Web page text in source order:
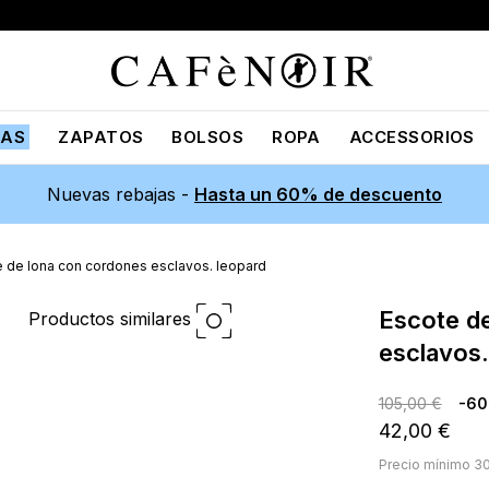
ZAPATOS BOLSOS ROPA ACCESSORIOS
Nuevas rebajas - Hasta un 60% de descuento
de lona con cordones esclavos. leopard
Productos similares
escote de lona con cordones
105,00 € -
42,00 €
Precio mínimo